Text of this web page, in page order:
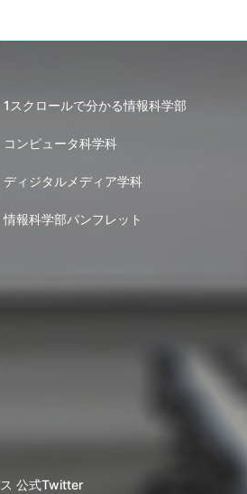
1スクロールで分かる情報科学部
コンピュータ科学科
ディジタルメディア学科
情報科学部パンフレット
公式Twitter